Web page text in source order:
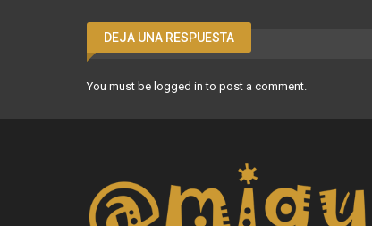
DEJA UNA RESPUESTA
You must be logged in to post a comment.